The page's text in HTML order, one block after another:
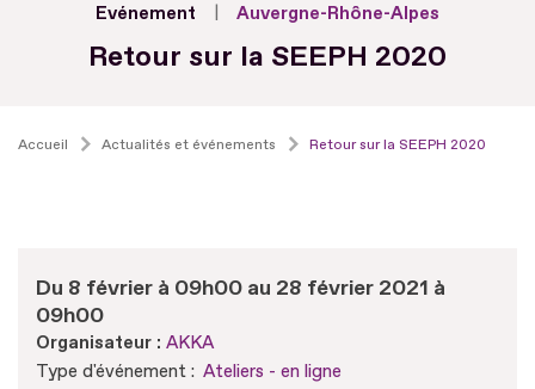
Evénement Auvergne-Rhône-Alpes
Retour sur la SEEPH 2020
Accueil Actualités et événements Retour sur la SEEPH 2020
Du 8 février à 09h00 au 28 février 2021 à
09h00
Organisateur : AKKA
Type d'événement : Ateliers - en ligne